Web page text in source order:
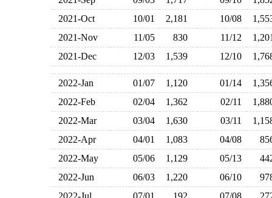
2021-Oct
10/01 2,181 10/08
2021-Nov
11/05 830 11/12
2021-Dec
12/03 1,539 12/10
2022-Jan 01/07 1,120 01/14
2022-Feb
02/04 1,362 02/11
2022-Mar
03/04 1,630 03/11
2022-Apr
04/01 1,083 04/08
2022-May
05/06 1,129 05/13
2022-Jun
06/03 1,220 06/10
2022-Jul
07/01 192 07/08